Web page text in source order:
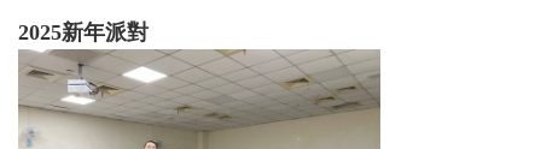
2025新年派對